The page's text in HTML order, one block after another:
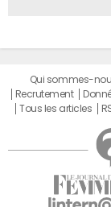
Qui sommes-
Recrutement
Tous les articles